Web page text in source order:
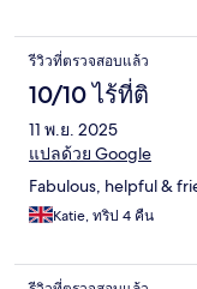
รีวิวที่ตรวจสอบแล้ว
10/10 ไร้ที่ติ
11 พ.ย. 2025
แปลด้วย Google
Fabulous, helpful &
Katie, ทริป 4 คืน